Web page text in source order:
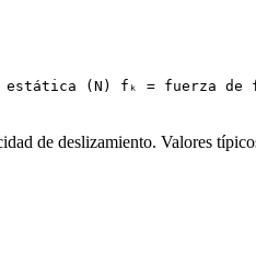
(N) fₖ = fuerza
de deslizamiento. Valores